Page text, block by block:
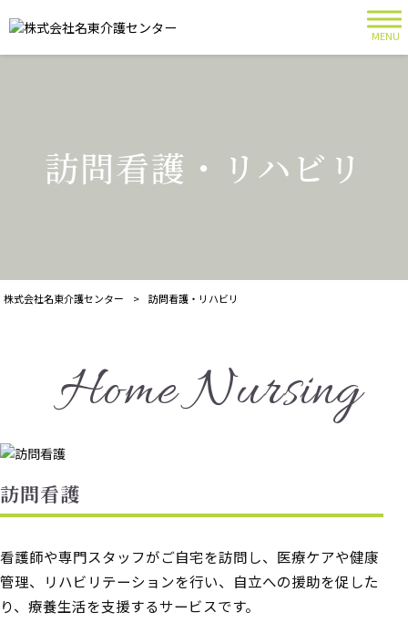
MENU
訪問看護・リハビリ
株式会社名東介護センター > 訪問看護・リハビリ
Home Nursing
訪問看護
看護師や専門スタッフがご自宅を訪問し、医療ケアや健康
管理、リハビリテーションを行い、自立への援助を促した
り、療養生活を支援するサービスです。